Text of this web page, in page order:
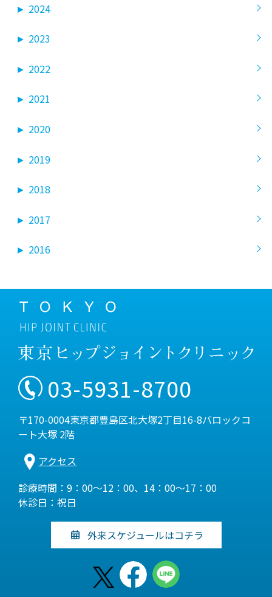
► 2024
► 2023
► 2022
► 2021
► 2020
► 2019
► 2018
► 2017
► 2016
03-5931-8700
〒170-0004東京都豊島区北大塚2丁目16-8バロックコ
ート大塚 2階
アクセス
診療時間：9：00～12：00、14：00～17：00
休診日：祝日
外来スケジュールはコチラ